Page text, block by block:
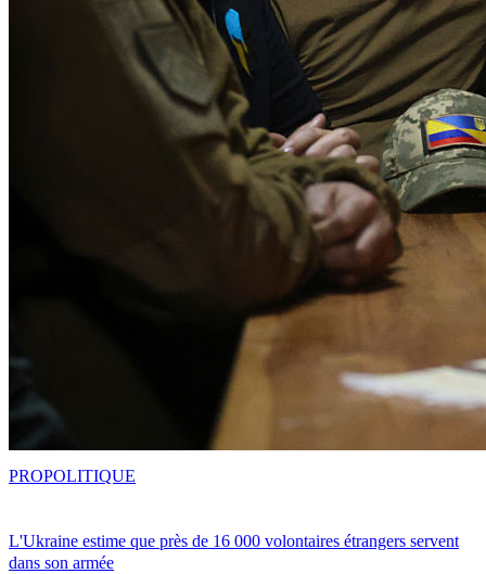
L'Ukraine estime que près de 16 000 volontaires étrangers servent
dans son armée
PROPOLITIQUE